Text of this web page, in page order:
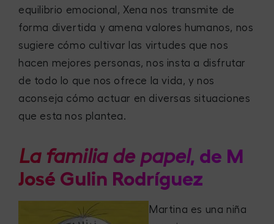
equilibrio emocional, Xena nos transmite de
forma divertida y amena valores humanos, nos
sugiere cómo cultivar las virtudes que nos
hacen mejores personas, nos insta a disfrutar
de todo lo que nos ofrece la vida, y nos
aconseja cómo actuar en diversas situaciones
que esta nos plantea.
La familia de papel, de M
José Gulin Rodríguez
Martina es una niña